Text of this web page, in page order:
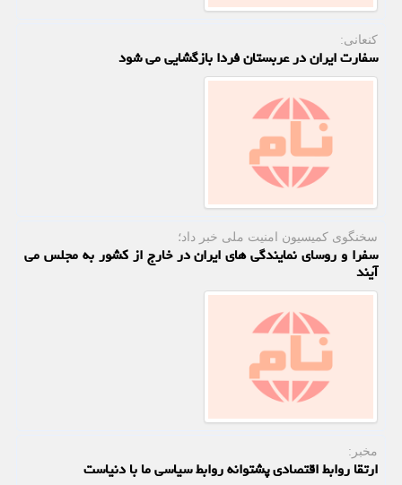
كنعانی:
سفارت ایران در عربستان فردا بازگشایی می شود
سخنگوی كمیسیون امنیت ملی خبر داد؛
سفرا و روسای نمایندگی های ایران در خارج از کشور به مجلس می
آیند
مخبر:
ارتقا روابط اقتصادی پشتوانه روابط سیاسی ما با دنیاست